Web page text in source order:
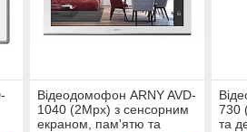
Відеодомофон ARNY AVD-
1040 (2Mpx) з сенсорним
екраном, пам'ятю та
730
та